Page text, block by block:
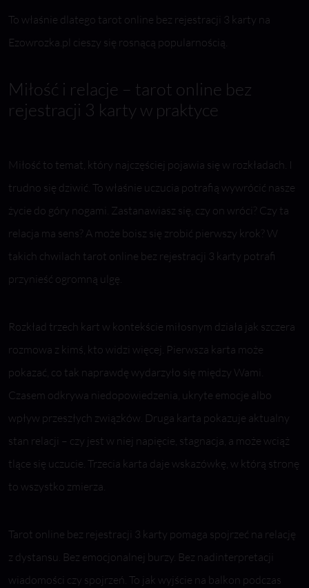
To właśnie dlatego tarot online bez rejestracji 3 karty na
Ezowrozka.pl cieszy się rosnącą popularnością.
Miłość i relacje – tarot online bez
rejestracji 3 karty w praktyce
Miłość to temat, który najczęściej pojawia się w rozkładach. I
trudno się dziwić. To właśnie uczucia potrafią wywrócić nasze
życie do góry nogami. Zastanawiasz się, czy on wróci? Czy ta
relacja ma sens? A może boisz się zrobić pierwszy krok? W
takich chwilach tarot online bez rejestracji 3 karty potrafi
przynieść ogromną ulgę.
Rozkład trzech kart w kontekście miłosnym działa jak szczera
rozmowa z kimś, kto widzi więcej. Pierwsza karta może
pokazać, co tak naprawdę wydarzyło się między Wami.
Czasem odkrywa niedopowiedzenia, ukryte emocje albo
wpływ przeszłych związków. Druga karta pokazuje aktualny
stan relacji – czy jest w niej napięcie, stagnacja, a może wciąż
tlące się uczucie. Trzecia karta daje wskazówkę, w którą stronę
to wszystko zmierza.
Tarot online bez rejestracji 3 karty pomaga spojrzeć na relację
z dystansu. Bez emocjonalnej burzy. Bez nadinterpretacji
wiadomości czy spojrzeń. To jak wyjście na balkon podczas